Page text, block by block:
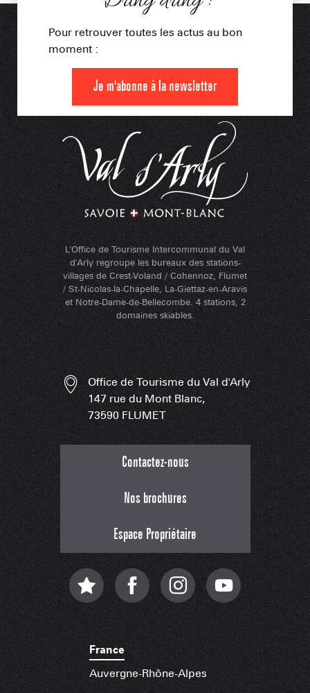
L'Office de Tourisme Intercommunal du Val
d'Arly regroupe les bureaux des stations-
villages de Crest-Voland / Cohennoz, Flumet
/ St-Nicolas-la-Chapelle, La-Giettaz-en-Aravis
et Notre-Dame-de-Bellecombe. 4 stations, 2
domaines skiables.
Pour retrouver toutes les actus au bon
moment :
Je m'abonne à la newsletter
Office de Tourisme du Val d'Arly
147 rue du Mont Blanc,
73590 FLUMET
Contactez-nous
Nos brochures
Espace Propriétaire
France
Auvergne-Rhône-Alpes